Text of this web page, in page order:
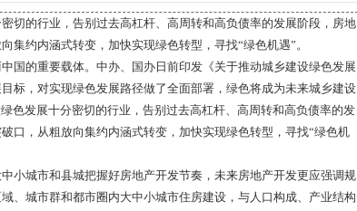
切的行业，告别过去高杠杆、高周转和高负债率的发展阶段，房地
集约内涵式转变，加快实现绿色转型，寻找“绿色机遇”。
国的重要载体。中办、国办日前印发《关于推动城乡建设绿色发展
标，对实现绿色发展路径做了全面部署，绿色将成为未来城乡建设
色发展十分密切的行业，告别过去高杠杆、高周转和高负债率的发
口，从粗放向集约内涵式转变，加快实现绿色转型，寻找“绿色机
小城市和县城把握好房地产开发节奏，未来房地产开发更应强调规
、城市群和都市圈内大中小城市住房建设，与人口构成、产业结构